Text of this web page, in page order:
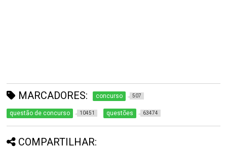
MARCADORES: concurso 507
questão de concurso 10451 questões 63474
COMPARTILHAR: